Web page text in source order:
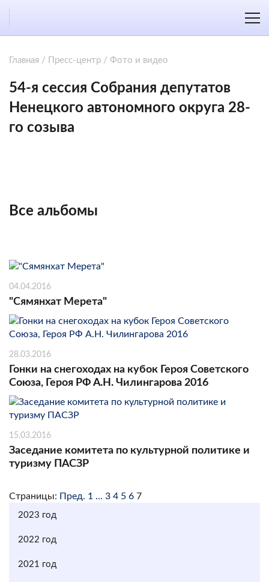
Главная / Пресс-центр / Фото и видео
54-я сессия Собрания депутатов
Ненецкого автономного округа 28-
го созыва
Все альбомы
04.04.2016
"Сямянхат Мерета"
28.03.2016
Гонки на снегоходах на кубок Героя Советского
Союза, Героя РФ А.Н. Чилингарова 2016
15.03.2016
Заседание комитета по культурной политике и
туризму ПАСЗР
Страницы: Пред. 1 ... 3 4 5 6 7
2023 год
2022 год
2021 год